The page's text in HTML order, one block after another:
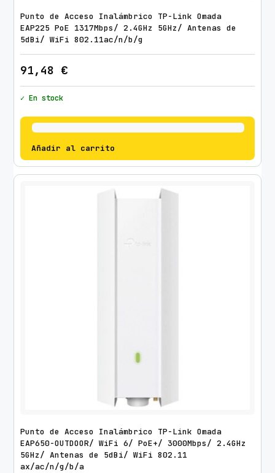
Punto de Acceso Inalámbrico TP-Link Omada
EAP225 PoE 1317Mbps/ 2.4GHz 5GHz/ Antenas de
5dBi/ WiFi 802.11ac/n/b/g
91,48 €
✓ En stock
Añadir al carrito
Punto de Acceso Inalámbrico TP-Link Omada
EAP650-OUTDOOR/ WiFi 6/ PoE+/ 3000Mbps/ 2.4GHz
5GHz/ Antenas de 5dBi/ WiFi 802.11
ax/ac/n/g/b/a